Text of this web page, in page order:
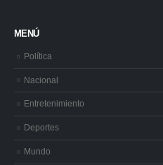
MENÚ
Política
Nacional
Entretenimiento
Deportes
Mundo